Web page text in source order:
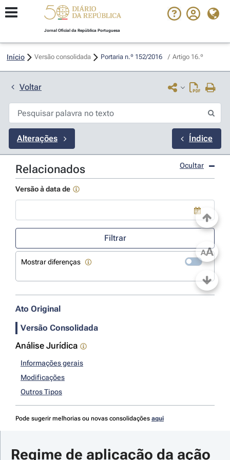
Jornal Oficial da República Portuguesa
Início Versão consolidada Portaria n.º 152/2016 / Artigo 16.º
Voltar
Alterações Índice
Relacionados Ocultar
Versão à data de
Use a tecla de seta para baixo para abrir o calendário; Use as
Filtrar
Mostrar diferenças
Ato Original
Versão Consolidada
Análise Jurídica
Informações gerais
Modificações
Outros Tipos
Pode sugerir melhorias ou novas consolidações aqui
Regime de aplicação da ação
AA